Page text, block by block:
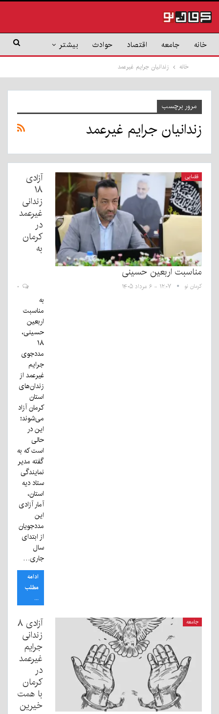
خانه جامعه اقتصاد حوادث بیشتر
خانه زندانیان جرایم غیرعمد
مرور برچسب
زندانیان جرایم غیرعمد
قضایی
آزادی
۱۸
زندانی
غیرعمد
در
کرمان
به
مناسبت اربعین حسینی
کرمان نو ۱۲:۰۷ - ۶ مرداد ۱۴۰۵
به
مناسبت
اربعین
حسینی،
۱۸
مددجوی
جرایم
غیرعمد از
زندان‌های
استان
کرمان آزاد
می‌شوند؛
این در
حالی
است که به
گفته مدیر
نمایندگی
ستاد دیه
استان،
آمار آزادی
این
مددجویان
از ابتدای
سال
جاری…
ادامه
مطلب
...
جامعه
آزادی ۸
زندانی
جرایم
غیرعمد
در
کرمان
با همت
خیرین